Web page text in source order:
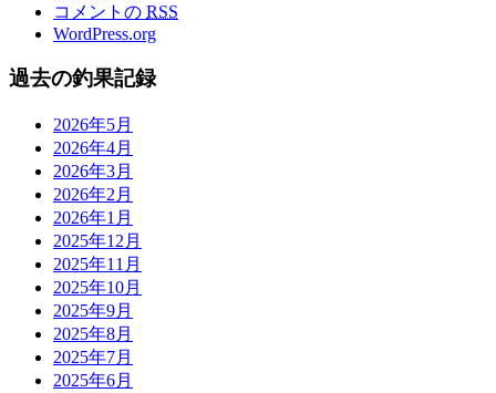
コメントの RSS
WordPress.org
過去の釣果記録
2026年5月
2026年4月
2026年3月
2026年2月
2026年1月
2025年12月
2025年11月
2025年10月
2025年9月
2025年8月
2025年7月
2025年6月